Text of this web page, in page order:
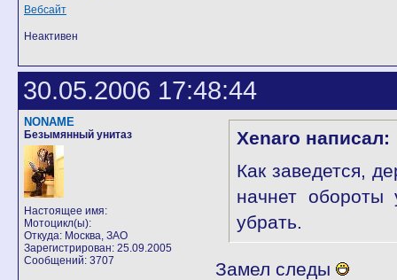
Вебсайт
Неактивен
30.05.2006 17:48:44
NONAME
Безымянный унитаз
Настоящее имя:
Мотоцикл(ы):
Откуда: Москва, ЗАО
Зарегистрирован: 25.09.2005
Сообщений: 3707
Xenaro написал:
Как заведется,
начнет обороты
убрать.
Замел следы